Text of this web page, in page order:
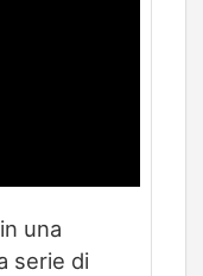
una
serie di